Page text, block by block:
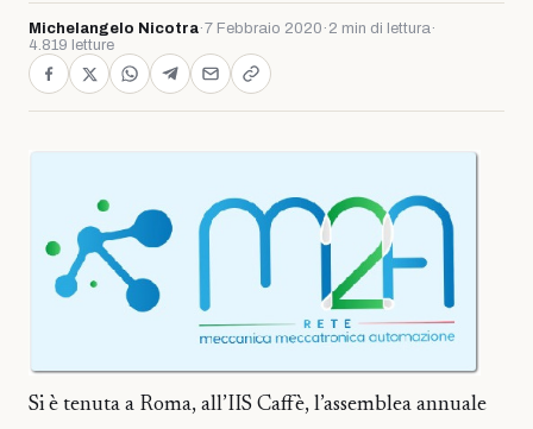
Michelangelo Nicotra·7 Febbraio 2020 · 2 min di lettura·
4.819 letture
Si è tenuta a Roma, all’IIS Caffè, l’assemblea annuale